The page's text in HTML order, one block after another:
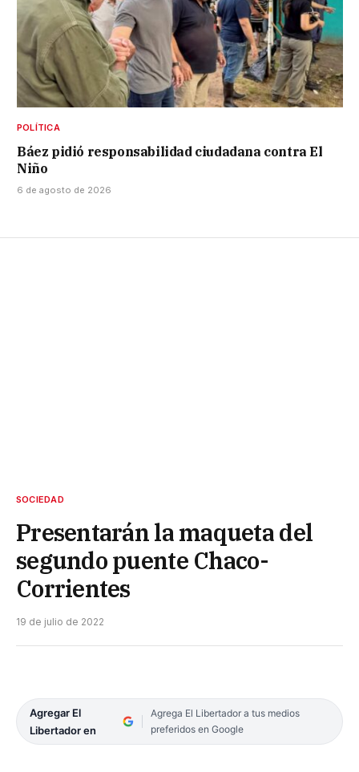
POLÍTICA
Báez pidió responsabilidad ciudadana contra El
Niño
6 de agosto de 2026
SOCIEDAD
Presentarán la maqueta del
segundo puente Chaco-
Corrientes
19 de julio de 2022
Agregar El
Libertador en
Agrega El Libertador a tus medios
preferidos en Google